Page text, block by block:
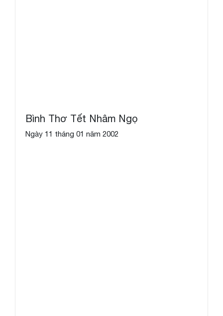
Bình Thơ Tết Nhâm Ngọ
Ngày 11 tháng 01 năm 2002